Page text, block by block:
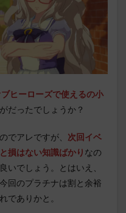
ブヒーローズで使えるの小
だったでしょうか？
でアレですが、 次回イベ
損はない知識ばかり なの
いでしょう。とはいえ、
回のプラチナは割と余裕
でありかと。